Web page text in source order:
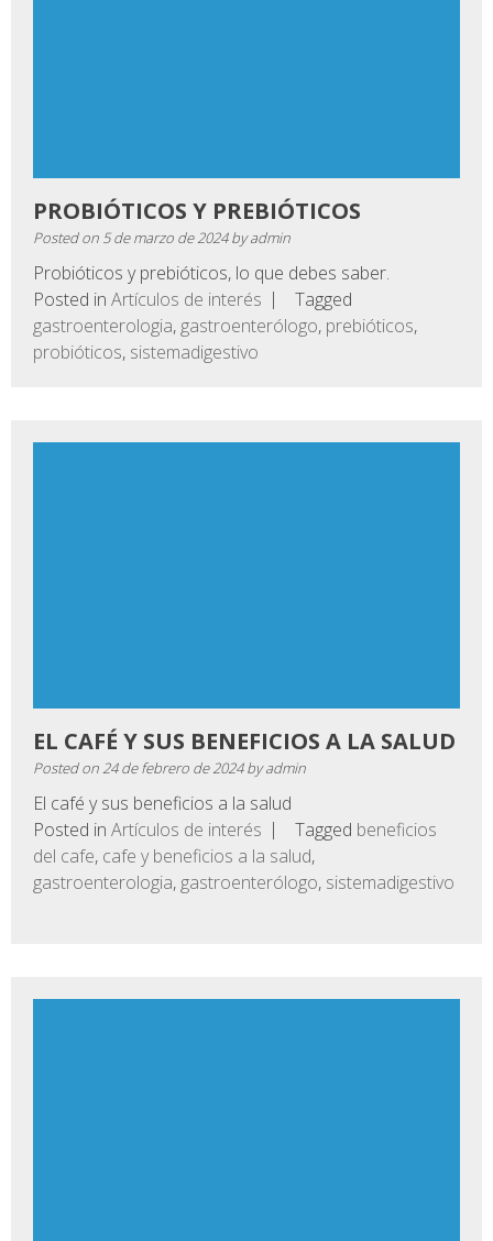
PROBIÓTICOS Y PREBIÓTICOS
Posted on 5 de marzo de 2024byadmin
Probióticos y prebióticos, lo que debes saber.
Posted in Artículos de interés
Tagged
gastroenterologia, gastroenterólogo, prebióticos,
probióticos, sistemadigestivo
EL CAFÉ Y SUS BENEFICIOS A LA SALUD
Posted on 24 de febrero de 2024byadmin
El café y sus beneficios a la salud
Posted in Artículos de interés Tagged beneficios
del cafe, cafe y beneficios a la salud,
gastroenterologia, gastroenterólogo, sistemadigestivo